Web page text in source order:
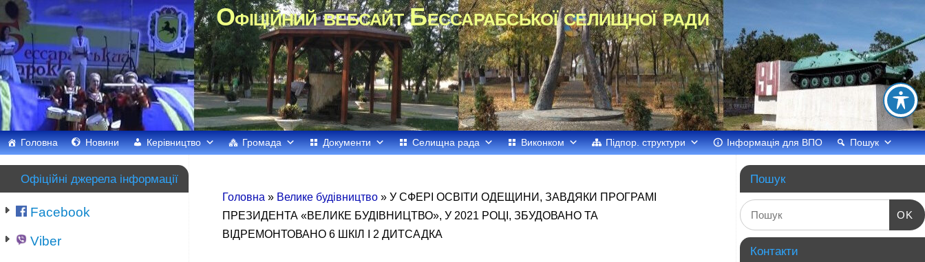
Офіційний вебсайт Бессарабської селищної ради
Головна Новини Керівництво Громада Документи Селищна рада Виконком Підпор. структури Інформація для ВПО Пошук
Головна » Велике будівництво » У СФЕРІ ОСВІТИ ОДЕЩИНИ, ЗАВДЯКИ ПРОГРАМІ
ПРЕЗИДЕНТА «ВЕЛИКЕ БУДІВНИЦТВО», У 2021 РОЦІ, ЗБУДОВАНО ТА
ВІДРЕМОНТОВАНО 6 ШКІЛ І 2 ДИТСАДКА
Офіційні джерела інформації
Facebook
Viber
Пошук
OK
Контакти